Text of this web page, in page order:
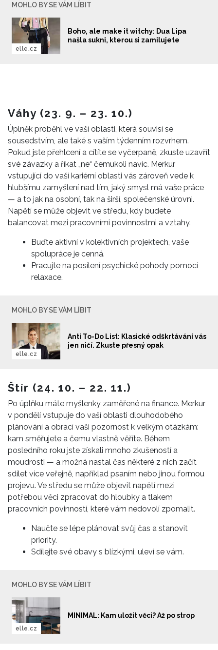
INFORMACE
REDAKCE
MOHLO BY SE VÁM LÍBIT
Boho, ale make it witchy: Dua Lipa
našla sukni, kterou si zamilujete
elle.cz
Váhy (23. 9. – 23. 10.)
Úplněk proběhl ve vaší oblasti, která souvisí se
sousedstvím, ale také s vaším týdenním rozvrhem.
Pokud jste přehlcení a cítíte se vyčerpaně, zkuste uzavřít
své závazky a říkat „ne“ čemukoli navíc. Merkur
vstupující do vaší kariérní oblasti vás zároveň vede k
hlubšímu zamyšlení nad tím, jaký smysl má vaše práce
— a to jak na osobní, tak na širší, společenské úrovni.
Napětí se může objevit ve středu, kdy budete
balancovat mezi pracovními povinnostmi a vztahy.
Buďte aktivní v kolektivních projektech, vaše
spolupráce je cenná.
Pracujte na posílení psychické pohody pomocí
relaxace.
MOHLO BY SE VÁM LÍBIT
Anti To-Do List: Klasické odškrtávání vás
jen ničí. Zkuste přesný opak
elle.cz
Štír (24. 10. – 22. 11.)
Po úplňku máte myšlenky zaměřené na finance. Merkur
v pondělí vstupuje do vaší oblasti dlouhodobého
plánování a obrací vaši pozornost k velkým otázkám:
kam směřujete a čemu vlastně věříte. Během
posledního roku jste získali mnoho zkušeností a
moudrosti — a možná nastal čas některé z nich začít
sdílet více veřejně, například psaním nebo jinou formou
projevu. Ve středu se může objevit napětí mezi
potřebou věci zpracovat do hloubky a tlakem
pracovních povinností, které vám nedovolí zpomalit.
Naučte se lépe plánovat svůj čas a stanovit
priority.
Sdílejte své obavy s blízkými, uleví se vám.
MOHLO BY SE VÁM LÍBIT
MINIMAL: Kam uložit věci? Až po strop
elle.cz